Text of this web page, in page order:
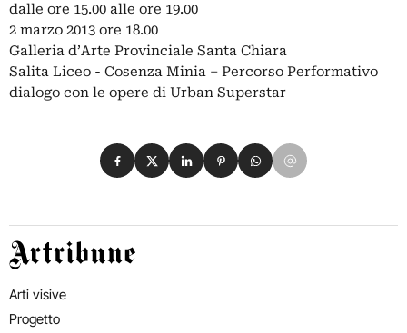
dalle ore 15.00 alle ore 19.00
2 marzo 2013 ore 18.00
Galleria d’Arte Provinciale Santa Chiara
Salita Liceo - Cosenza Minia – Percorso Performativo
dialogo con le opere di Urban Superstar
Condividi su Facebook
Condividi su X
Condividi su LinkedIn
Condividi su Pinterest
Condividi su WhatsApp
Condividi su Email
Artribune
Arti visive
Progetto